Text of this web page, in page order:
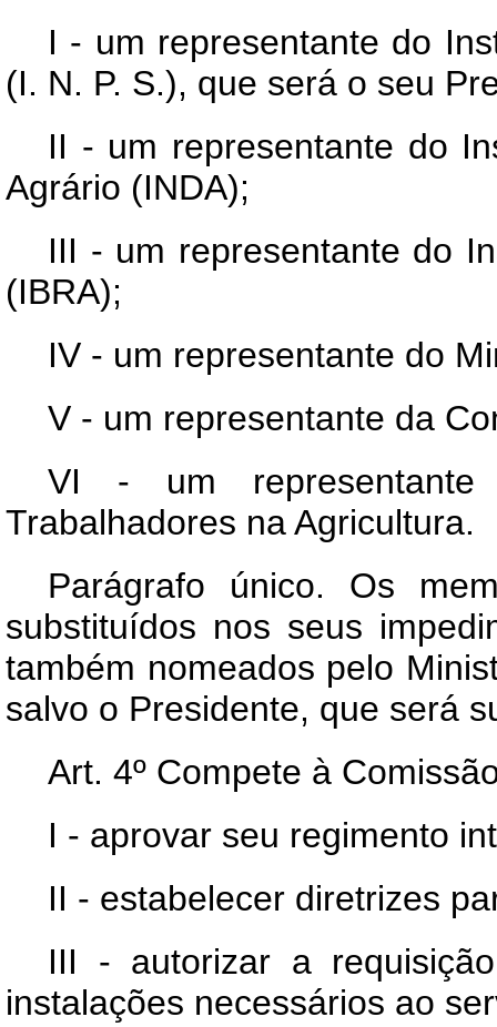
I - um representante do
(I. N. P. S.), que será o seu
II - um representante do
Agrário (INDA);
III - um representante do
(IBRA);
IV - um representante do
V - um representante da
VI - um representante
Trabalhadores na Agricultura.
Parágrafo único. Os
substituídos nos seus
também nomeados pelo
salvo o Presidente, que será
Art. 4º Compete à
I - aprovar seu regimento
II - estabelecer diretrizes
III - autorizar a
instalações necessários ao